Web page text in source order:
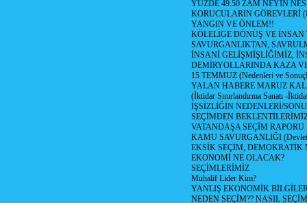
YÜZDE 49.50 ZAM NEYİN
KORUCULARIN GÖREVLERİ
YANGIN VE ÖNLEM!!
KÖLELİGE DÖNÜŞ VE İNSAN
SAVURGANLIKTAN,
İNSANİ GELİŞMİŞLİĞİMİZ,
DEMİRYOLLARINDA KAZA
15 TEMMUZ (Nedenleri ve
YALAN HABERE MARUZ
(İktidar Sınırlandırma Sanatı -
İŞSİZLİĞİN NEDENLERİ/
SEÇİMDEN
VATANDAŞA SEÇİM RAPORU
KAMU SAVURGANLIĞI (Devlet
EKSİK SEÇİM, DEMOKRATİK
EKONOMİ NE OLACAK?
SEÇİMLERİMİZ
Muhalif Lider Kim?
YANLIŞ EKONOMİK
NEDEN SEÇİM?? NASIL